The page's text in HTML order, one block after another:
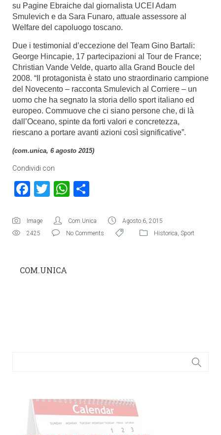
su Pagine Ebraiche dal giornalista UCEI Adam
Smulevich e da Sara Funaro, attuale assessore al
Welfare del capoluogo toscano.
Due i testimonial d’eccezione del Team Gino Bartali:
George Hincapie, 17 partecipazioni al Tour de France;
Christian Vande Velde, quarto alla Grand Boucle del
2008. “Il protagonista è stato uno straordinario campione
del Novecento – racconta Smulevich al Corriere – un
uomo che ha segnato la storia dello sport italiano ed
europeo. Commuove che ci siano persone che, di là
dall’Oceano, spinte da forti valori e concretezza,
riescano a portare avanti azioni così significative”.
(com.unica, 6 agosto 2015)
Condividi con
Facebook
TwitterWhatsApp
Image Com.Unica
Agosto 6, 2015
2425
No Comments Historica, Sport
COM.UNICA